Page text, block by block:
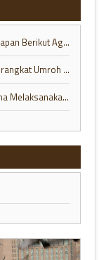
Baru Pertama Kali Umrah? Ikuti 10 Persiapan Berikut Agar Ibadah Anda Lancar
Lakukan 5 Tips Berikut Ini agar Cepat Berangkat Umroh ke Baitullah
Jangan Sepelekan Sikap Tawadhu Selama Melaksanakan Ibadah Umrah di Tanah Suci